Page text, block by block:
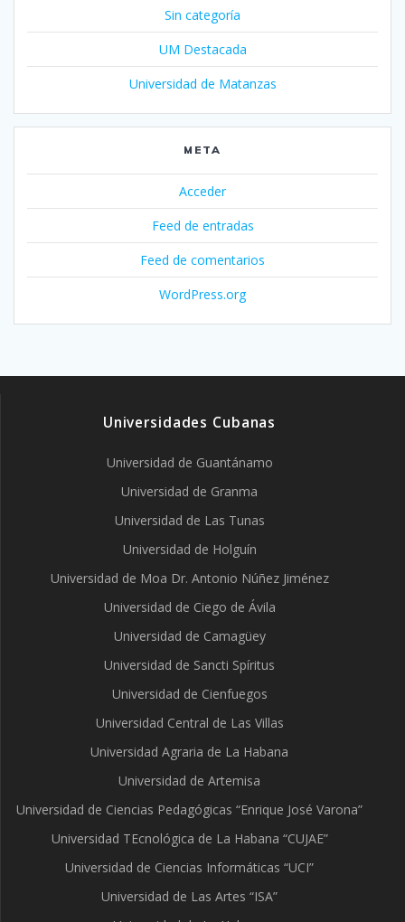
Sin categoría
UM Destacada
Universidad de Matanzas
META
Acceder
Feed de entradas
Feed de comentarios
WordPress.org
Universidades Cubanas
Universidad de Guantánamo
Universidad de Granma
Universidad de Las Tunas
Universidad de Holguín
Universidad de Moa Dr. Antonio Núñez Jiménez
Universidad de Ciego de Ávila
Universidad de Camagüey
Universidad de Sancti Spíritus
Universidad de Cienfuegos
Universidad Central de Las Villas
Universidad Agraria de La Habana
Universidad de Artemisa
Universidad de Ciencias Pedagógicas “Enrique José Varona”
Universidad TEcnológica de La Habana “CUJAE”
Universidad de Ciencias Informáticas “UCI”
Universidad de Las Artes “ISA”